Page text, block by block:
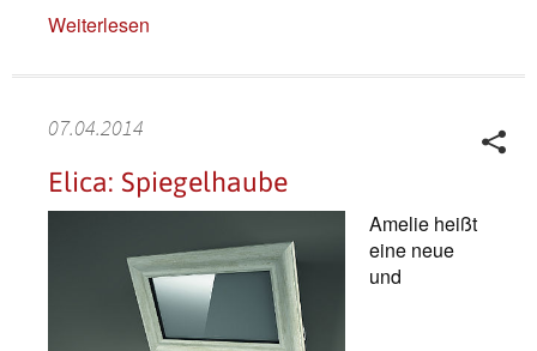
Weiterlesen
07.04.2014
Elica: Spiegelhaube
Amelie heißt
eine neue
und